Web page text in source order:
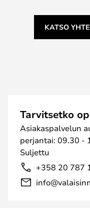
KATSO
Tarvitsetko
Asiakaspalvelun
perjantai: 09.30 -
Suljettu
+358 20 787